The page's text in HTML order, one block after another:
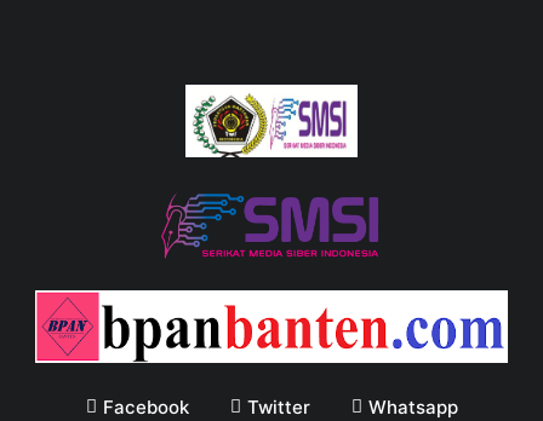
Facebook Twitter
Whatsapp